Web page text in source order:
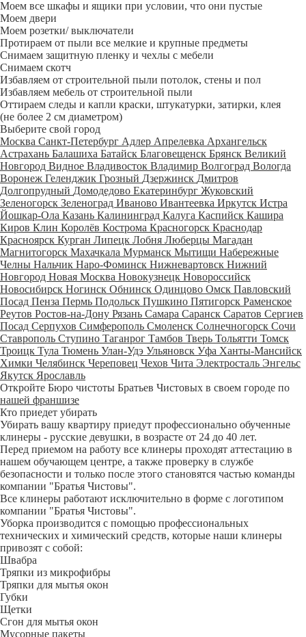
Моем все шкафы и ящики при условии, что они пустые
Моем двери
Моем розетки/ выключатели
Протираем от пыли все мелкие и крупные предметы
Снимаем защитную пленку и чехлы с мебели
Снимаем скотч
Избавляем от строительной пыли потолок, стены и пол
Избавляем мебель от строительной пыли
Оттираем следы и капли краски, штукатурки, затирки, клея
(не более 2 см диаметром)
Выберите свой город
Москва Санкт-Петербург Адлер Апрелевка Архангельск
Астрахань Балашиха Батайск Благовещенск Брянск Великий
Новгород Видное Владивосток Владимир Волгоград Вологда
Воронеж Геленджик Грозный Дзержинск Дмитров
Долгопрудный Домодедово Екатеринбург Жуковский
Зеленогорск Зеленоград Иваново Ивантеевка Иркутск Истра
Йошкар-Ола Казань Калининград Калуга Каспийск Кашира
Киров Клин Королёв Кострома Красногорск Краснодар
Красноярск Курган Липецк Лобня Люберцы Магадан
Магнитогорск Махачкала Мурманск Мытищи Набережные
Челны Нальчик Наро-Фоминск Нижневартовск Нижний
Новгород Новая Москва Новокузнецк Новороссийск
Новосибирск Ногинск Обнинск Одинцово Омск Павловский
Посад Пенза Пермь Подольск Пушкино Пятигорск Раменское
Реутов Ростов-на-Дону Рязань Самара Саранск Саратов Сергиев
Посад Серпухов Симферополь Смоленск Солнечногорск Сочи
Ставрополь Ступино Таганрог Тамбов Тверь Тольятти Томск
Троицк Тула Тюмень Улан-Удэ Ульяновск Уфа Ханты-Мансийск
Химки Челябинск Череповец Чехов Чита Электросталь Энгельс
Якутск Ярославль
Откройте Бюро чистоты Братьев Чистовых в своем городе по
нашей франшизе
Кто приедет убирать
Убирать вашу квартиру приедут профессионально обученные
клинеры - русские девушки, в возрасте от 24 до 40 лет.
Перед приемом на работу все клинеры проходят аттестацию в
нашем обучающем центре, а также проверку в службе
безопасности и только после этого становятся частью команды
компании "Братья Чистовы".
Все клинеры работают исключительно в форме с логотипом
компании "Братья Чистовы".
Уборка производится с помощью профессиональных
технических и химический средств, которые наши клинеры
привозят с собой:
Швабра
Тряпки из микрофибры
Тряпки для мытья окон
Губки
Щетки
Сгон для мытья окон
Мусорные пакеты